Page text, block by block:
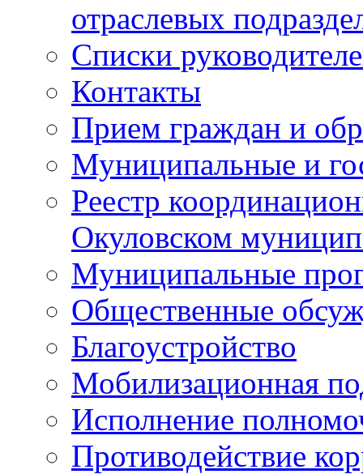
отраслевых
Списки
Контакты
Прием граждан и
Муниципальные и
Реестр
Окуловском
Муниципальные
Общественные
Благоустройство
Мобилизационная
Исполнение
Противодействие